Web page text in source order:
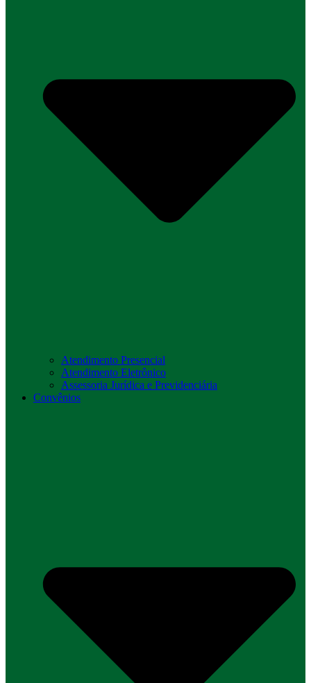
Atendimento Presencial
Atendimento Eletrônico
Assessoria Jurídica e Previdenciária
Convênios